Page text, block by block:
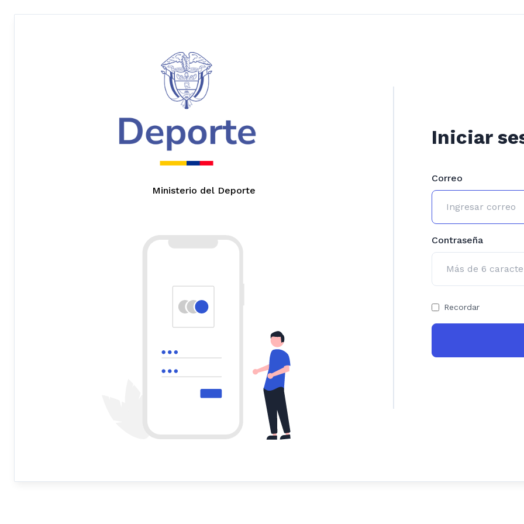
Ministerio del Deporte
Iniciar
Correo
Contraseña
Recordar